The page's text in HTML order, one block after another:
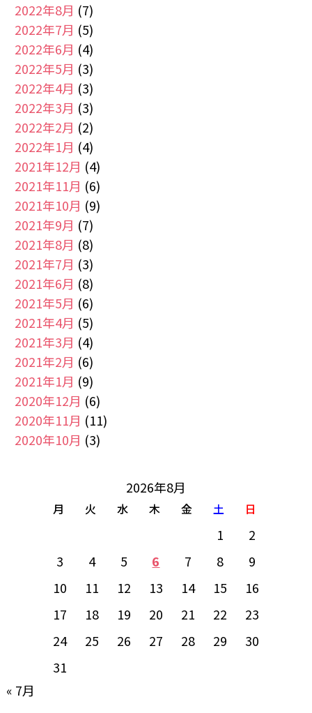
2022年8月 (7)
2022年7月 (5)
2022年6月 (4)
2022年5月 (3)
2022年4月 (3)
2022年3月 (3)
2022年2月 (2)
2022年1月 (4)
2021年12月 (4)
2021年11月 (6)
2021年10月 (9)
2021年9月 (7)
2021年8月 (8)
2021年7月 (3)
2021年6月 (8)
2021年5月 (6)
2021年4月 (5)
2021年3月 (4)
2021年2月 (6)
2021年1月 (9)
2020年12月 (6)
2020年11月 (11)
2020年10月 (3)
2026年8月
月 火 水 木 金 土 日
1
2
3
4 5 6 7 8
9
10
11 12 13 14 15
16
17
18 19 20 21 22
23
24
25 26 27 28 29
30
31
« 7月